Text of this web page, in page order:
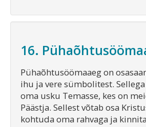
16.
Pühaõhtusöömaaeg on
ihu ja vere sümbolitest.
oma usku Temasse, kes on
Päästja. Sellest võtab osa
kohtuda oma rahvaga ja